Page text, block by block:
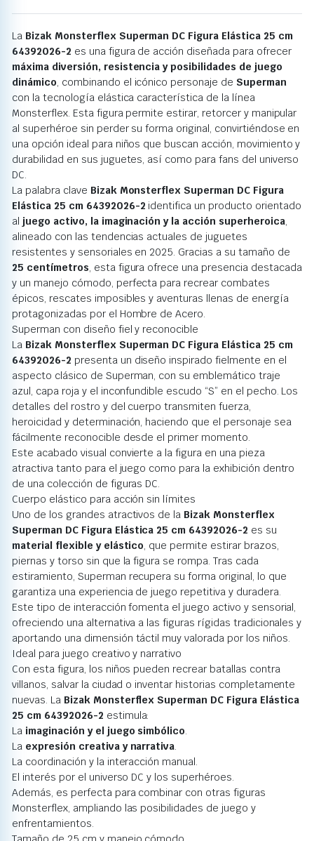
La Bizak Monsterflex Superman DC Figura Elástica 25 cm
64392026-2 es una figura de acción diseñada para ofrecer
máxima diversión, resistencia y posibilidades de juego
dinámico, combinando el icónico personaje de Superman
con la tecnología elástica característica de la línea
Monsterflex. Esta figura permite estirar, retorcer y manipular
al superhéroe sin perder su forma original, convirtiéndose en
una opción ideal para niños que buscan acción, movimiento y
durabilidad en sus juguetes, así como para fans del universo
DC.
La palabra clave Bizak Monsterflex Superman DC Figura
Elástica 25 cm 64392026-2 identifica un producto orientado
al juego activo, la imaginación y la acción superheroica,
alineado con las tendencias actuales de juguetes
resistentes y sensoriales en 2025. Gracias a su tamaño de
25 centímetros, esta figura ofrece una presencia destacada
y un manejo cómodo, perfecta para recrear combates
épicos, rescates imposibles y aventuras llenas de energía
protagonizadas por el Hombre de Acero.
Superman con diseño fiel y reconocible
La Bizak Monsterflex Superman DC Figura Elástica 25 cm
64392026-2 presenta un diseño inspirado fielmente en el
aspecto clásico de Superman, con su emblemático traje
azul, capa roja y el inconfundible escudo “S” en el pecho. Los
detalles del rostro y del cuerpo transmiten fuerza,
heroicidad y determinación, haciendo que el personaje sea
fácilmente reconocible desde el primer momento.
Este acabado visual convierte a la figura en una pieza
atractiva tanto para el juego como para la exhibición dentro
de una colección de figuras DC.
Cuerpo elástico para acción sin límites
Uno de los grandes atractivos de la Bizak Monsterflex
Superman DC Figura Elástica 25 cm 64392026-2 es su
material flexible y elástico, que permite estirar brazos,
piernas y torso sin que la figura se rompa. Tras cada
estiramiento, Superman recupera su forma original, lo que
garantiza una experiencia de juego repetitiva y duradera.
Este tipo de interacción fomenta el juego activo y sensorial,
ofreciendo una alternativa a las figuras rígidas tradicionales y
aportando una dimensión táctil muy valorada por los niños.
Ideal para juego creativo y narrativo
Con esta figura, los niños pueden recrear batallas contra
villanos, salvar la ciudad o inventar historias completamente
nuevas. La Bizak Monsterflex Superman DC Figura Elástica
25 cm 64392026-2 estimula:
La imaginación y el juego simbólico.
La expresión creativa y narrativa.
La coordinación y la interacción manual.
El interés por el universo DC y los superhéroes.
Además, es perfecta para combinar con otras figuras
Monsterflex, ampliando las posibilidades de juego y
enfrentamientos.